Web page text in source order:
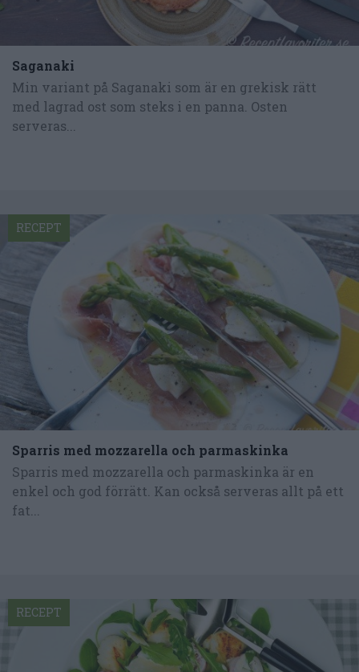
Saganaki
Min variant på Saganaki som är en grekisk rätt
med lagrad ost som steks i en panna. Osten
serveras...
Sparris med mozzarella och parmaskinka
Sparris med mozzarella och parmaskinka är en
enkel och god förrätt. Kan också serveras allt på ett
fat...
RECEPT
RECEPT